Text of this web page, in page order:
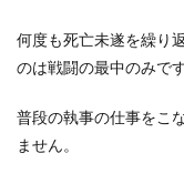
何度も死亡未遂を繰り
のは戦闘の最中のみです
普段の執事の仕事をこ
ません。